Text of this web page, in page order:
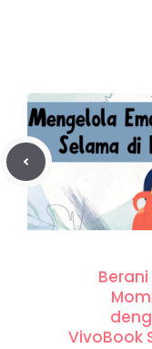
VivoBook